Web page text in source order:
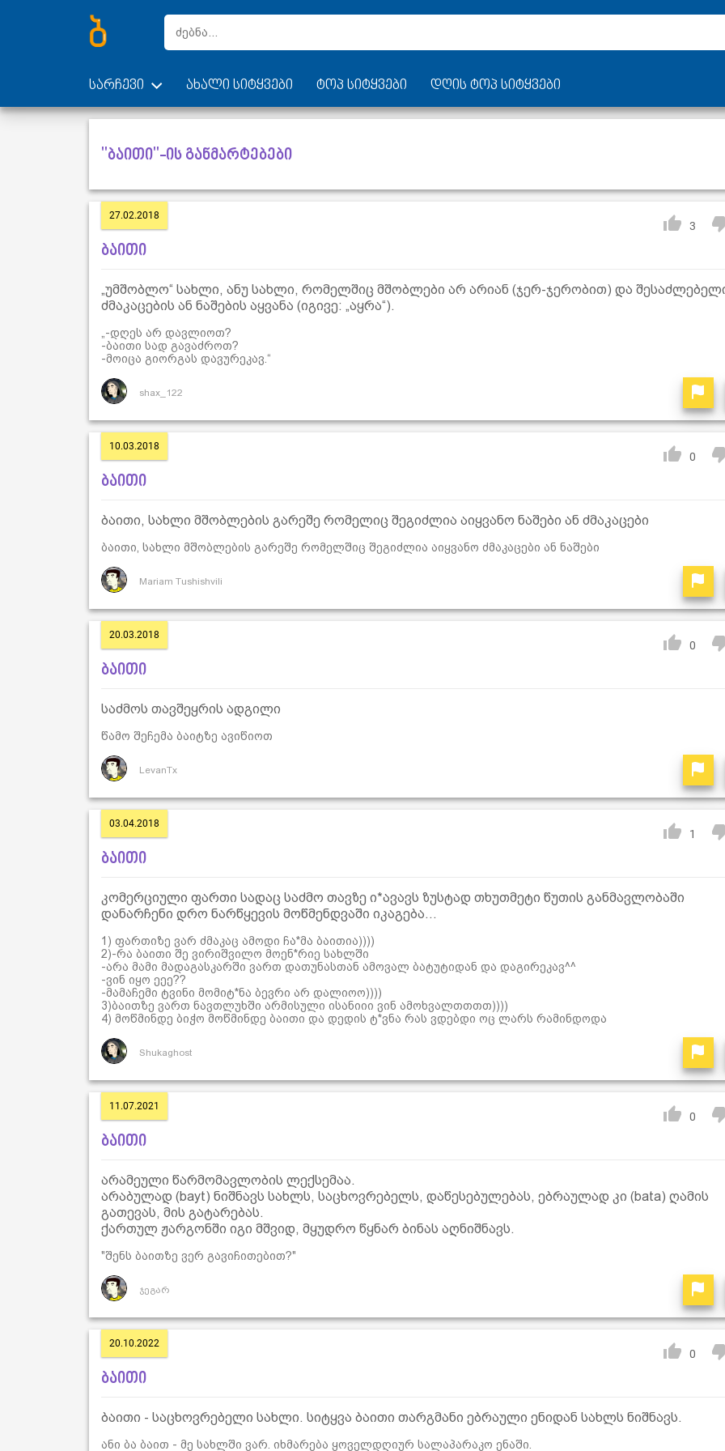
სარჩევი ახალი სიტყვები ტოპ სიტყვები დღის ტოპ სიტყვები
"ბაითი"-ის განმარტებები
27.02.2018
3
ბაითი
„უმშობლო“ სახლი, ანუ სახლი, რომელშიც მშობლები არ არიან (ჯერ-ჯერობით) და
ძმაკაცების ან ნაშების აყვანა (იგივე: „აყრა“).
„-დღეს არ დავლიოთ?
-ბაითი სად გავაძროთ?
-მოიცა გიორგას დავურეკავ.“
shax_122
10.03.2018
0
ბაითი
ბაითი, სახლი მშობლების გარეშე რომელიც შეგიძლია აიყვანო ნაშები ან ძმაკაცები
ბაითი, სახლი მშობლების გარეშე რომელშიც შეგიძლია აიყვანო ძმაკაცები ან ნაშები
Mariam Tushishvili
20.03.2018
0
ბაითი
საძმოს თავშეყრის ადგილი
წამო შეჩემა ბაიტზე ავიწიოთ
LevanTx
03.04.2018
1
ბაითი
კომერციული ფართი სადაც საძმო თავზე ი*ავავს ზუსტად თხუთმეტი წუთის განმავლობაში
დანარჩენი დრო ნარწყევის მოწმენდვაში იკაგება...
1) ფართიზე ვარ ძმაკაც ამოდი ჩა*მა ბაითია))))
2)-რა ბაითი შე ვირიშვილო მოენ*რიე სახლში
-არა მამი მადაგასკარში ვართ დათუნასთან ამოვალ ბატუტიდან და დაგირეკავ^^
-ვინ იყო ეეე??
-მამაჩემი ტვინი მომიტ*ნა ბევრი არ დალიოო))))
3)ბაითზე ვართ ნავთლუხში არმისული ისანიიი ვინ ამოხვალთთთთ))))
4) მოწმინდე ბიჭო მოწმინდე ბაითი და დედის ტ*ვნა რას ვდებდი ოც ლარს რამინდოდა
Shukaghost
11.07.2021
0
ბაითი
არამეული წარმომავლობის ლექსემაა.
არაბულად (bayt) ნიშნავს სახლს, საცხოვრებელს, დაწესებულებას, ებრაულად კი (bata) ღამის
გათევას, მის გატარებას.
ქართულ ჟარგონში იგი მშვიდ, მყუდრო წყნარ ბინას აღნიშნავს.
"შენს ბაითზე ვერ გავიჩითებით?"
ჯეგარ
20.10.2022
0
ბაითი
ბაითი - საცხოვრებელი სახლი. სიტყვა ბაითი თარგმანი ებრაული ენიდან სახლს ნიშნავს.
ანი ბა ბაით - მე სახლში ვარ. იხმარება ყოველდღიურ სალაპარაკო ენაში.